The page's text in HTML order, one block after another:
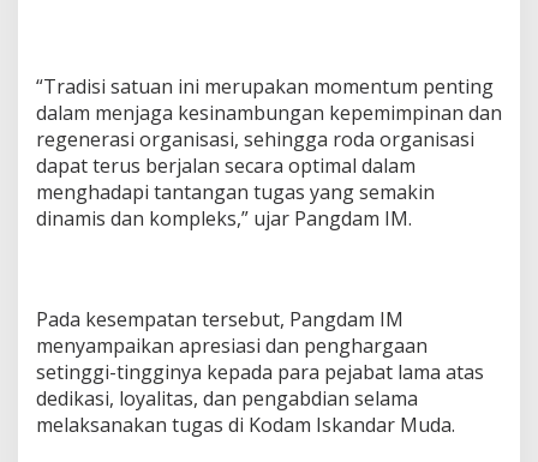
“Tradisi satuan ini merupakan momentum penting
dalam menjaga kesinambungan kepemimpinan dan
regenerasi organisasi, sehingga roda organisasi
dapat terus berjalan secara optimal dalam
menghadapi tantangan tugas yang semakin
dinamis dan kompleks,” ujar Pangdam IM.
Pada kesempatan tersebut, Pangdam IM
menyampaikan apresiasi dan penghargaan
setinggi-tingginya kepada para pejabat lama atas
dedikasi, loyalitas, dan pengabdian selama
melaksanakan tugas di Kodam Iskandar Muda.